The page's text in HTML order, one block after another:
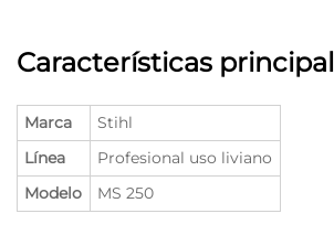
Características
Marca
Stihl
Línea
Profesional uso liviano
Modelo
MS 250